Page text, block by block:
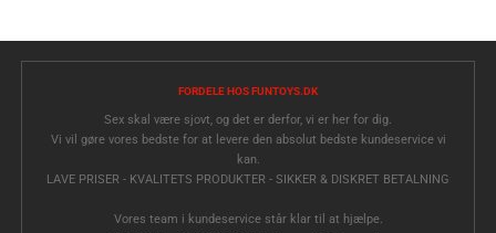
FORDELE HOS FUNTOYS.DK
Sex skal være sjovt, og det er derfor, vi er her for dig.
Vi vil gøre vores bedste for at levere den absolut bedste kundeservice vi
kan.
LAVE PRISER - KVALITETS PRODUKTER - SIKKER & DISKRET BETALNING
Vores team i kundeservice står klar til at hjælpe.